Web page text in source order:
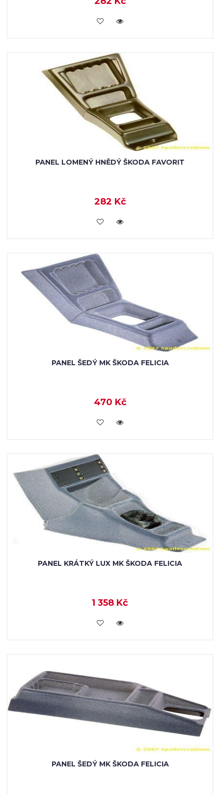
KOUPIT
PANEL LOMENÝ HNĚDÝ ŠKODA FAVORIT
282 Kč
KOUPIT
PANEL ŠEDÝ MK ŠKODA FELICIA
470 Kč
KOUPIT
PANEL KRÁTKÝ LUX MK ŠKODA FELICIA
1 358 Kč
KOUPIT
PANEL ŠEDÝ MK ŠKODA FELICIA